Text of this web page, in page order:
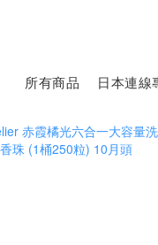
所有商品 日本連線